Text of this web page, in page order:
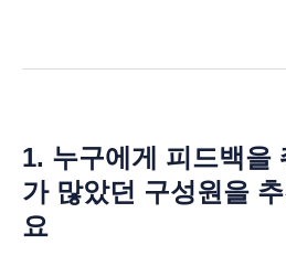
1. 누구에게 피드백을
가 많았던 구성원을
요